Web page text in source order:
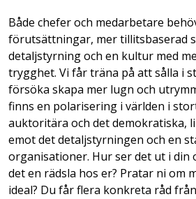
Både chefer och medarbetare
förutsättningar, mer tillitsbaserad
detaljstyrning och en kultur med
trygghet. Vi får träna på att sålla i
försöka skapa mer lugn och
finns en polarisering i världen i
auktoritära och det demokratiska,
emot det detaljstyrningen och en
organisationer. Hur ser det ut i din
det en rädsla hos er? Pratar ni om
ideal? Du får flera konkreta råd